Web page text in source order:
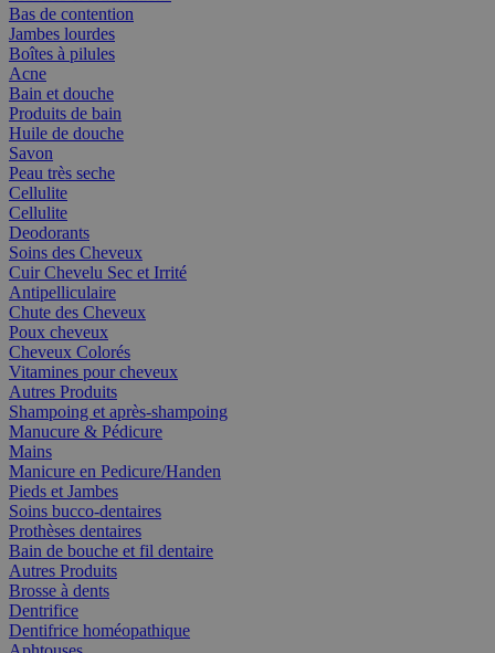
Bas de contention
Jambes lourdes
Boîtes à pilules
Acne
Bain et douche
Produits de bain
Huile de douche
Savon
Peau très seche
Cellulite
Cellulite
Deodorants
Soins des Cheveux
Cuir Chevelu Sec et Irrité
Antipelliculaire
Chute des Cheveux
Poux cheveux
Cheveux Colorés
Vitamines pour cheveux
Autres Produits
Shampoing et après-shampoing
Manucure & Pédicure
Mains
Manicure en Pedicure/Handen
Pieds et Jambes
Soins bucco-dentaires
Prothèses dentaires
Bain de bouche et fil dentaire
Autres Produits
Brosse à dents
Dentrifice
Dentifrice homéopathique